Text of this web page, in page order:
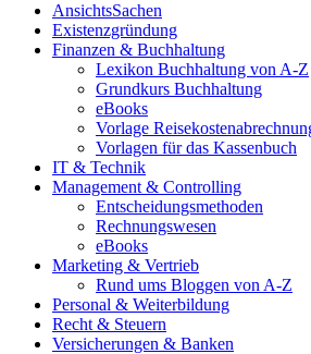
AnsichtsSachen
Existenzgründung
Finanzen & Buchhaltung
Lexikon Buchhaltung von A-Z
Grundkurs Buchhaltung
eBooks
Vorlage
Vorlagen für das Kassenbuch
IT & Technik
Management & Controlling
Entscheidungsmethoden
Rechnungswesen
eBooks
Marketing & Vertrieb
Rund ums Bloggen von A-Z
Personal & Weiterbildung
Recht & Steuern
Versicherungen & Banken